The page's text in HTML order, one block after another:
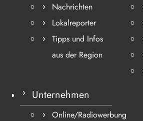
Nachrichten
Lokalreporter
Tipps und Infos
aus der Region
Unternehmen
Online/Radiowerbung